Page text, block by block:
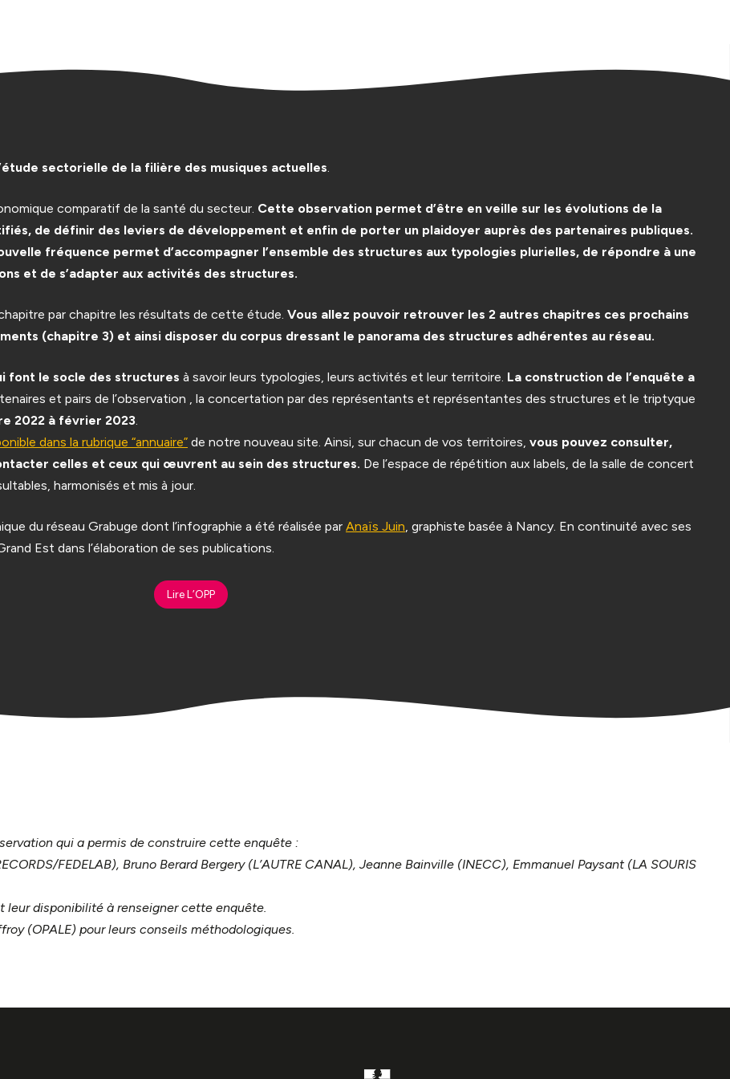
sectorielle de la filière des musiques actuelles.
comparatif de la santé du secteur. Cette observation permet d’être en veille sur les évolutions de la
de définir des leviers de développement et enfin de porter un plaidoyer auprès des partenaires publiques.
fréquence permet d’accompagner l’ensemble des structures aux typologies plurielles, de répondre à une
et de s’adapter aux activités des structures.
par chapitre les résultats de cette étude. Vous allez pouvoir retrouver les 2 autres chapitres ces prochains
(chapitre 3) et ainsi disposer du corpus dressant le panorama des structures adhérentes au réseau.
font le socle des structures à savoir leurs typologies, leurs activités et leur territoire. La construction de l’enquête a
et pairs de l’observation , la concertation par des représentants et représentantes des structures et le triptyque
2022 à février 2023.
dans la rubrique “annuaire” de notre nouveau site. Ainsi, sur chacun de vos territoires, vous pouvez consulter,
celles et ceux qui œuvrent au sein des structures. De l’espace de répétition aux labels, de la salle de concert
harmonisés et mis à jour.
du réseau Grabuge dont l’infographie a été réalisée par Anaïs Juin, graphiste basée à Nancy. En continuité avec ses
Est dans l’élaboration de ses publications.
Lire L’OPP
qui a permis de construire cette enquête :
FEDELAB), Bruno Berard Bergery (L’AUTRE CANAL), Jeanne Bainville (INECC), Emmanuel Paysant (LA SOURIS
leur disponibilité à renseigner cette enquête.
(OPALE) pour leurs conseils méthodologiques.